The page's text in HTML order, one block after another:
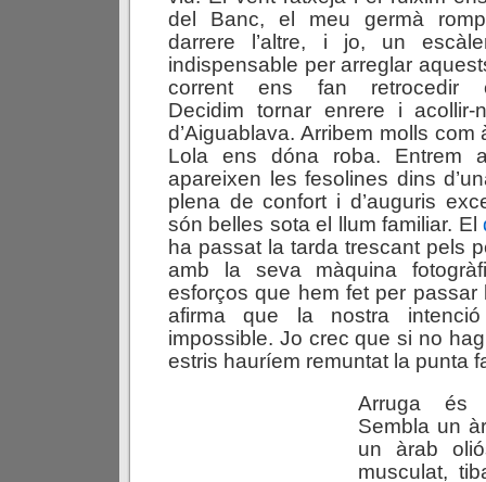
del Banc, el meu germà
darrere l’altre, i jo, un
indispensable per arreglar
corrent ens fan retrocedir
Decidim tornar enrere i acollir-
d’Aiguablava. Arribem molls
Lola ens dóna roba. Entrem
apareixen les fesolines dins
plena de confort i d’auguris
són belles sota el llum familiar. El
ha passat la tarda trescant pels
amb la seva màquina
esforços que hem fet per passar
afirma que la nostra
impossible. Jo crec que si no
estris hauríem remuntat la punta
Arruga és
Sembla un
un àrab
musculat,